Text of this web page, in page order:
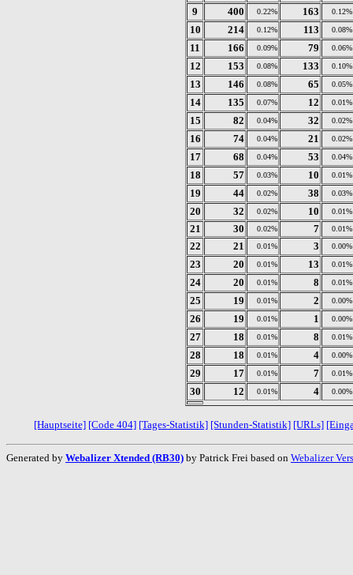
9 400 0.22% 163 0.12%
10 214 0.12% 113 0.08%
11 166 0.09% 79 0.06%
12 153 0.08% 133 0.10%
13 146 0.08% 65 0.05%
14 135 0.07% 12 0.01%
15 82 0.04% 32 0.02%
16 74 0.04% 21 0.02%
17 68 0.04% 53 0.04%
18 57 0.03% 10 0.01%
19 44 0.02% 38 0.03%
20 32 0.02% 10 0.01%
21 30 0.02% 7 0.01%
22 21 0.01% 3 0.00%
23 20 0.01% 13 0.01%
24 20 0.01% 8 0.01%
25 19 0.01% 2 0.00%
26 19 0.01% 1 0.00%
27 18 0.01% 8 0.01%
28 18 0.01% 4 0.00%
29 17 0.01% 7 0.01%
30 12 0.01% 4 0.00%
[Hauptseite] [Code 404] [Tages-Statistik] [Stunden-Statistik] [URLs]
Generated by Webalizer Xtended (RB30) by Patrick Frei based on Webalizer